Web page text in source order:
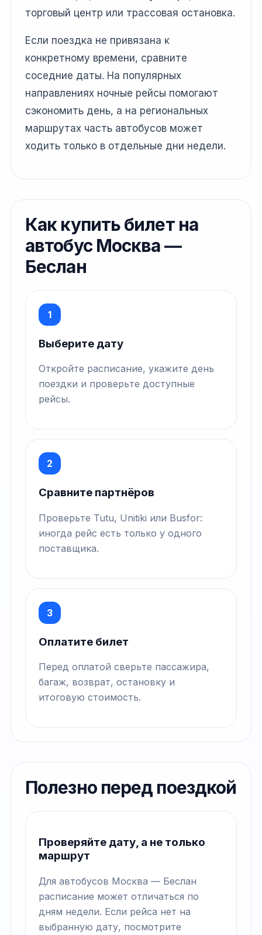
торговый центр или трассовая остановка.
Если поездка не привязана к
конкретному времени, сравните
соседние даты. На популярных
направлениях ночные рейсы помогают
сэкономить день, а на региональных
маршрутах часть автобусов может
ходить только в отдельные дни недели.
Как купить билет на
автобус Москва —
Беслан
1
Выберите дату
Откройте расписание, укажите день
поездки и проверьте доступные
рейсы.
2
Сравните партнёров
Проверьте Tutu, Unitiki или Busfor:
иногда рейс есть только у одного
поставщика.
3
Оплатите билет
Перед оплатой сверьте пассажира,
багаж, возврат, остановку и
итоговую стоимость.
Полезно перед поездкой
Проверяйте дату, а не только
маршрут
Для автобусов Москва — Беслан
расписание может отличаться по
дням недели. Если рейса нет на
выбранную дату, посмотрите